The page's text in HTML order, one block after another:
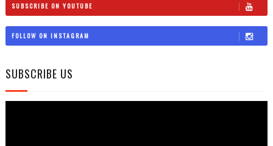
SUBSCRIBE ON YOUTUBE
FOLLOW ON INSTAGRAM
SUBSCRIBE US